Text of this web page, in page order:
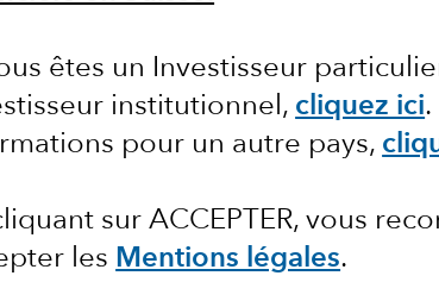
êtes un Investisseur
institutionnel, cliquez ici.
pour un autre pays,
sur ACCEPTER, vous
les Mentions légales.
de la
de